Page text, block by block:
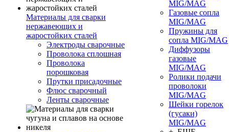
Материалы для сварки
нержавеющих и
жаростойких сталей
Электроды сварочные
Проволока сплошная
Проволока
порошковая
Прутки присадочные
Флюс сварочный
Ленты сварочные
MIG/MAG
Газовые сопла
MIG/MAG
Пружины для
сопла MIG/MAG
Диффузоры
газовые
MIG/MAG
Ролики подачи
проволоки
MIG/MAG
Шейки горелок
(гусаки)
MIG/MAG